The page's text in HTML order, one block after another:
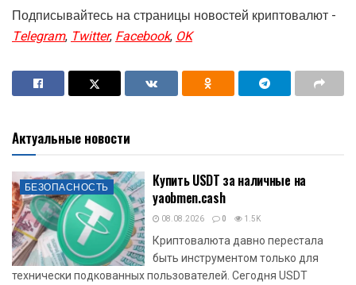
Подписывайтесь на страницы новостей криптовалют -
Telegram,Twitter,Facebook,OK
Актуальные новости
БЕЗОПАСНОСТЬ
Купить USDT за наличные на
yaobmen.cash
08.08.2026 0 1.5K
Криптовалюта давно перестала
быть инструментом только для
технически подкованных пользователей. Сегодня USDT